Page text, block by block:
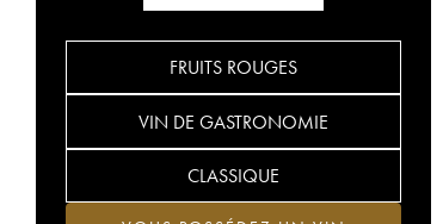
FRUITS ROUGES
VIN DE GASTRONOMIE
CLASSIQUE